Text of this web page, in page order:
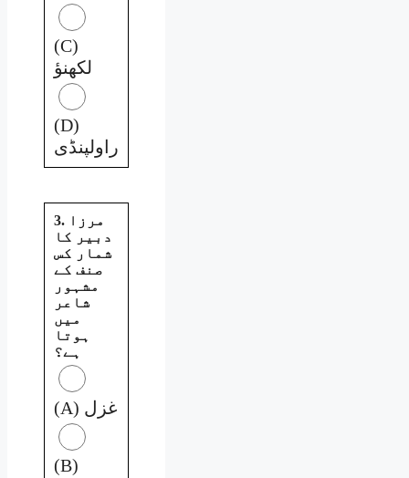
(C)
لکھنؤ
(D)
راولپنڈی
3. مرزا
دبیر کا
شمار کس
صنف کے
مشہور
شاعر
میں
ہوتا
ہے؟
(A) غزل
(B)